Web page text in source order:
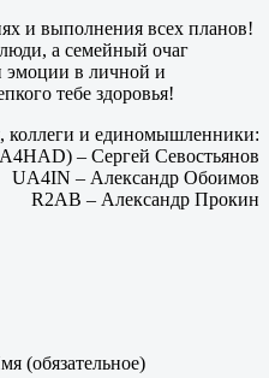
и выполнения всех планов!
а семейный очаг
эмоции в личной и
тебе здоровья!
коллеги и единомышленники:
– Сергей Севостьянов
UA4IN – Александр Обоимов
R2AB – Александр Прокин
(обязательное)